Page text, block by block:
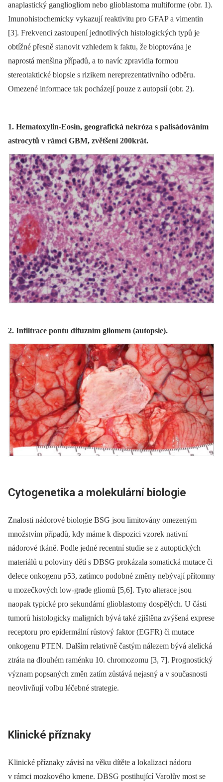
anaplastický gangliogliom nebo glioblastoma multiforme (obr. 1).
Imunohistochemicky vykazují reaktivitu pro GFAP a vimentin
[3]. Frekvenci zastoupení jednotlivých histologických typů je
obtížné přesně stanovit vzhledem k faktu, že bioptována je
naprostá menšina případů, a to navíc zpravidla formou
stereotaktické biopsie s rizikem nereprezentativního odběru.
Omezené informace tak pocházejí pouze z autopsií (obr. 2).
1. Hematoxylin-Eosin, geografická nekróza s palisádováním
astrocytů v rámci GBM, zvětšení 200krát.
2. Infiltrace pontu difuzním gliomem (autopsie).
Cytogenetika a molekulární biologie
Znalosti nádorové biologie BSG jsou limitovány omezeným
množstvím případů, kdy máme k dispozici vzorek nativní
nádorové tkáně. Podle jedné recentní studie se z autoptických
materiálů u poloviny dětí s DBSG prokázala somatická mutace či
delece onkogenu p53, zatímco podobné změny nebývají přítomny
u mozečkových low-grade gliomů [5,6]. Tyto alterace jsou
naopak typické pro sekundární glioblastomy dospělých. U části
tumorů histologicky maligních bývá také zjištěna zvýšená exprese
receptoru pro epidermální růstový faktor (EGFR) či mutace
onkogenu PTEN. Dalším relativně častým nálezem bývá alelická
ztráta na dlouhém raménku 10. chromozomu [3, 7]. Prognostický
význam popsaných změn zatím zůstává nejasný a v současnosti
neovlivňují volbu léčebné strategie.
Klinické příznaky
Klinické příznaky závisí na věku dítěte a lokalizaci nádoru
v rámci mozkového kmene. DBSG postihující Varolův most se